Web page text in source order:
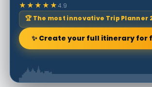
★★★★★4.9
🏆 The most innovative Trip Planner
✨ Create your full itinerary for